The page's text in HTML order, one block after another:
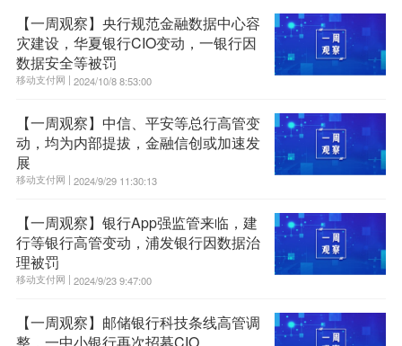
【一周观察】央行规范金融数据中心容
灾建设，华夏银行CIO变动，一银行因
数据安全等被罚
移动支付网 | 2024/10/8 8:53:00
【一周观察】中信、平安等总行高管变
动，均为内部提拔，金融信创或加速发
展
移动支付网 | 2024/9/29 11:30:13
【一周观察】银行App强监管来临，建
行等银行高管变动，浦发银行因数据治
理被罚
移动支付网 | 2024/9/23 9:47:00
【一周观察】邮储银行科技条线高管调
整，一中小银行再次招募CIO